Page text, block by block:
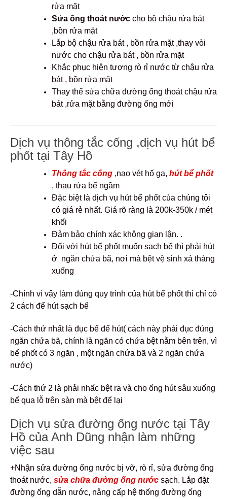
rửa mặt
Sửa ống thoát nước cho bộ chậu rửa bát
,bồn rửa mặt
Lắp bộ chậu rửa bát , bồn rửa mặt ,thay vòi
nước cho chậu rửa bát , bồn rửa mặt
Khắc phục hiện tượng rò rỉ nước từ chậu rửa
bát , bồn rửa mặt
Thay thế sửa chữa đường ống thoát chậu rửa
bát ,rửa mặt bằng đường ống mới
Dịch vụ thông tắc cống ,dịch vụ hút bể
phốt tại Tây Hồ
Thông tắc cống ,nạo vét hố ga, hút bể phốt
, thau rửa bể ngầm
Đặc biệt là dịch vụ hút bể phốt của chúng tôi
có giá rẻ nhất. Giá rõ ràng là 200k-350k / mét
khối
Đảm bảo chính xác không gian lận. .
Đối với hút bể phốt muốn sạch bể thì phải hút
ở ngăn chứa bã, nơi mà bệt vệ sinh xả thảng
xuống
-Chính vì vậy làm đúng quy trình của hút bể phốt thì chỉ có
2 cách để hút sạch bể
-Cách thứ nhất là đục bể để hút( cách này phải đục đúng
ngăn chứa bã, chính là ngăn có chứa bệt nằm bên trên, vì
bể phốt có 3 ngăn , một ngăn chứa bã và 2 ngăn chứa
nước)
-Cách thứ 2 là phải nhấc bệt ra và cho ống hút sâu xuống
bể qua lỗ trên sàn mà bệt để lại
Dịch vụ sửa đường ống nước tại Tây
Hồ của Anh Dũng nhận làm những
việc sau
+Nhận sửa đường ống nước bị vỡ, rò rỉ, sửa đường ống
thoát nước, sửa chữa đường ống nước sạch. Lắp đặt
đường ống dẫn nước, nâng cấp hệ thống đường ống